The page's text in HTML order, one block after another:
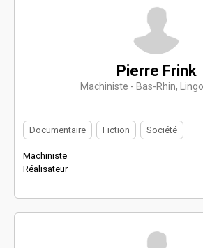
Pierre Frink
Machiniste - Bas-Rhin,
Documentaire Fiction Société
Machiniste
Réalisateur